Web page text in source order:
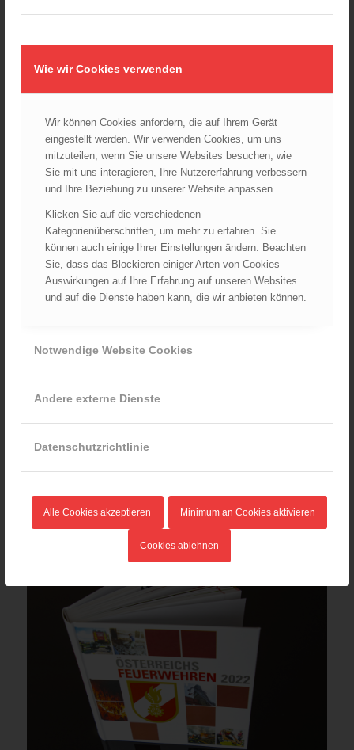
Wie wir Cookies verwenden
Wir können Cookies anfordern, die auf Ihrem Gerät
eingestellt werden. Wir verwenden Cookies, um uns
mitzuteilen, wenn Sie unsere Websites besuchen, wie
Sie mit uns interagieren, Ihre Nutzererfahrung verbessern
und Ihre Beziehung zu unserer Website anpassen.
Klicken Sie auf die verschiedenen
Kategorienüberschriften, um mehr zu erfahren. Sie
können auch einige Ihrer Einstellungen ändern. Beachten
Sie, dass das Blockieren einiger Arten von Cookies
Auswirkungen auf Ihre Erfahrung auf unseren Websites
und auf die Dienste haben kann, die wir anbieten können.
Notwendige Website Cookies
Andere externe Dienste
Datenschutzrichtlinie
Alle Cookies akzeptieren Minimum an Cookies aktivieren
Cookies ablehnen
Ähnliche Produkte
Verkauf durch : ÖBFV